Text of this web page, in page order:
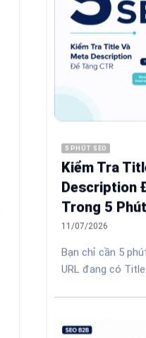
5 PHÚT SEO
Kiểm Tra
Description
Trong 5 Phút
11/07/2026
Bạn chỉ cần 5
URL đang có